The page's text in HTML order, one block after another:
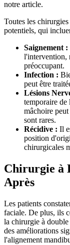
notre article.
Toutes les
potentiels, qui
Saignement :
l'intervention,
préoccupant.
Infection :
peut être
Lésions
temporaire de
mâchoire
sont rares.
Récidive : Il
position
chirurgicales
Chirurgie à
Après
Les patients
faciale. De plus, ils
la chirurgie à
des améliorations
l'alignement